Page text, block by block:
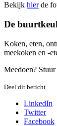
Bekijk hierde
De
Koken, eten,
meekoken en -
Meedoen?
Deel dit bericht
LinkedIn
Twitter
Facebook